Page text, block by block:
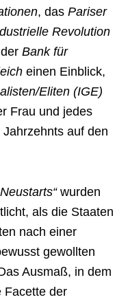
, das Pariser
Revolution
Bank für
einen Einblick,
Eliten (IGE)
Frau und jedes
auf den
wurden
als die Staaten
nach einer
gewollten
Ausmaß, in dem
Facette der